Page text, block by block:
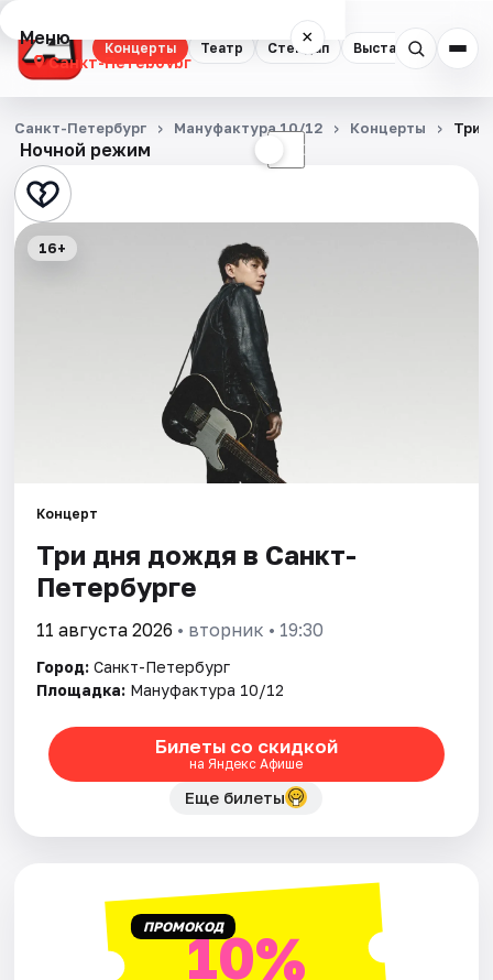
Концерты Театр Стендап Выставки
Меню ×
Санкт-Петербург
Концерты
Театр
Стендап
Города
Площадки
Рейтинги
Ночной режим ☾
Санкт-Петербург Мануфактура 10/12 Концерты Три
16+
Концерт
Три дня дождя в Санкт-
Петербурге
11 августа 2026 • вторник • 19:30
Город: Санкт-Петербург
Площадка: Мануфактура 10/12
Билеты со скидкой
на Яндекс Афише
Еще билеты
ПРОМОКОД10%